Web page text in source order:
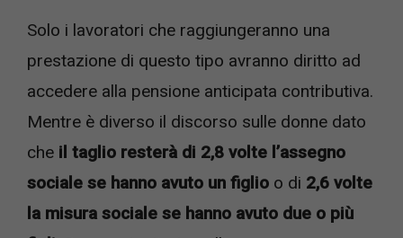
Solo i lavoratori che raggiungeranno una
prestazione di questo tipo avranno diritto ad
accedere alla pensione anticipata contributiva.
Mentre è diverso il discorso sulle donne dato
che il taglio resterà di 2,8 volte l’assegno
sociale se hanno avuto un figlio o di 2,6 volte
la misura sociale se hanno avuto due o più